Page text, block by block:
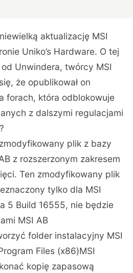
aktualizację MSI
Uniko’s Hardware. O tej
Unwindera, twórcy MSI
że opublikował on
forach, która odblokowuje
z dalszymi regulacjami
plik z bazy
z rozszerzonym zakresem
Ten zmodyfikowany plik
tylko dla MSI
5 Build 16555, nie będzie
MSI AB
folder instalacyjny MSI
Files (x86)MSI
kopię zapasową